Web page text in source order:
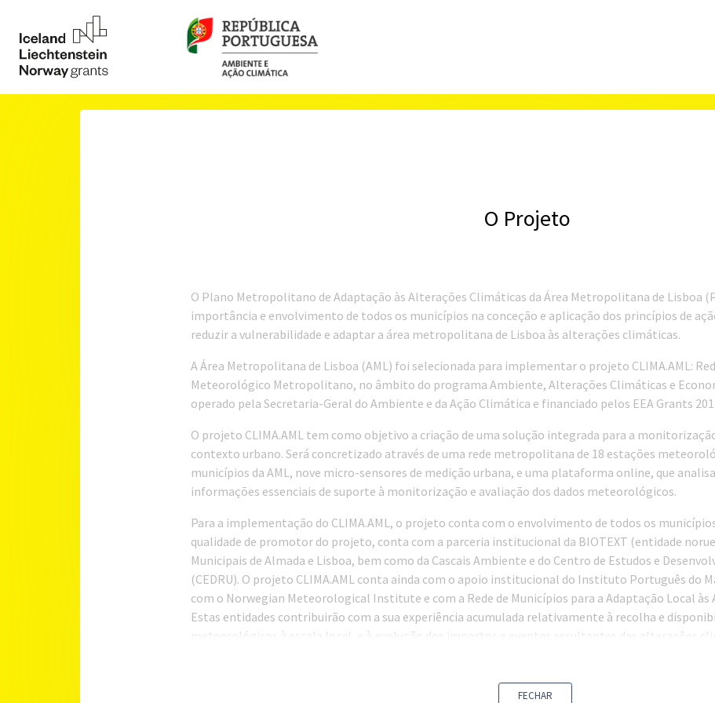
O Projeto
O Plano Metropolitano de Adaptação às Alterações Climáticas da Área Metropolitana de Lisboa
importância e envolvimento de todos os municípios na conceção e aplicação dos princípios de
reduzir a vulnerabilidade e adaptar a área metropolitana de Lisboa às alterações climáticas.
A Área Metropolitana de Lisboa (AML) foi selecionada para implementar o projeto CLIMA.AML:
Meteorológico Metropolitano, no âmbito do programa Ambiente, Alterações Climáticas e
operado pela Secretaria-Geral do Ambiente e da Ação Climática e financiado pelos EEA Grants
O projeto CLIMA.AML tem como objetivo a criação de uma solução integrada para a
contexto urbano. Será concretizado através de uma rede metropolitana de 18 estações
municípios da AML, nove micro-sensores de medição urbana, e uma plataforma online, que
informações essenciais de suporte à monitorização e avaliação dos dados meteorológicos.
Para a implementação do CLIMA.AML, o projeto conta com o envolvimento de todos os municípios
qualidade de promotor do projeto, conta com a parceria institucional da BIOTEXT (entidade
Municipais de Almada e Lisboa, bem como da Cascais Ambiente e do Centro de Estudos e
(CEDRU). O projeto CLIMA.AML conta ainda com o apoio institucional do Instituto Português do
com o Norwegian Meteorological Institute e com a Rede de Municípios para a Adaptação Local
Estas entidades contribuirão com a sua experiência acumulada relativamente à recolha e
meteorológicos à escala local, e à evolução dos impactos e eventos resultantes das alterações
Com um orçamento global de 193.195,31Euros e cofinanciado em 85% pelo EEA Grants, o
FECHAR